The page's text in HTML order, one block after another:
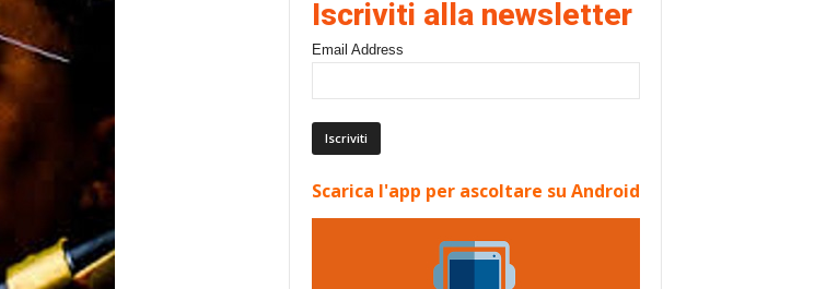
Iscriviti alla newsletter
Email Address
Scarica l'app per ascoltare su Android